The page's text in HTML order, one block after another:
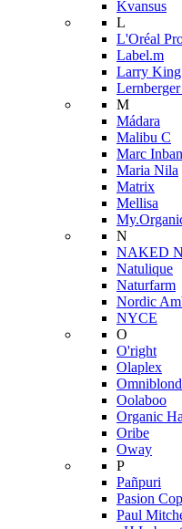
Kvansus
L
L'Oréal
Label.m
Larry King
M
Mádara
Malibu C
Marc
Maria Nila
Matrix
Mellisa
N
NAKED
Natulique
Naturfarm
Nordic
NYCE
O
O'right
Olaplex
Oolaboo
Organic
Oribe
Oway
P
Pañpuri
Pasion
Paul